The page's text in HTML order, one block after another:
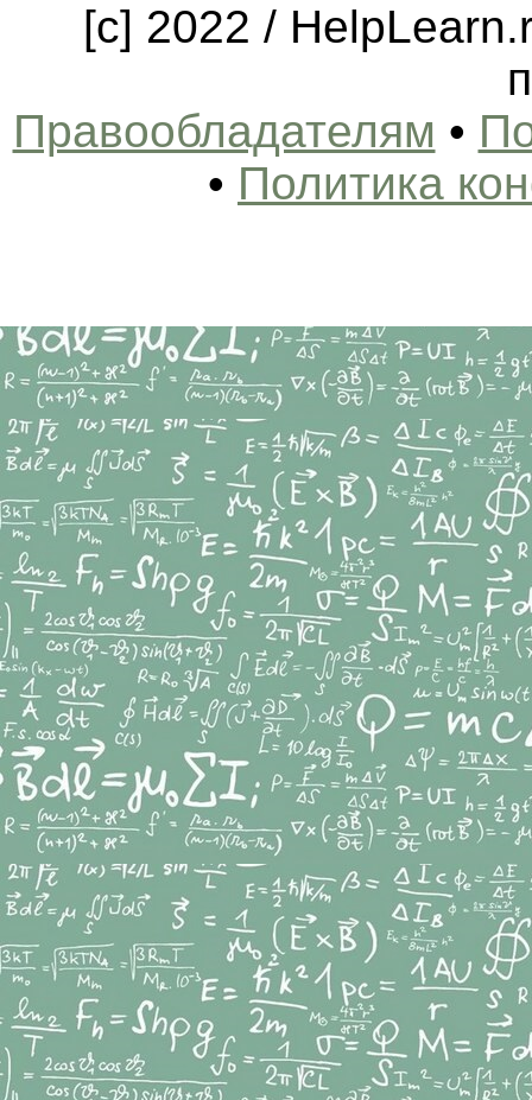
[c] 2022 /
Правообладателям •
• Политика